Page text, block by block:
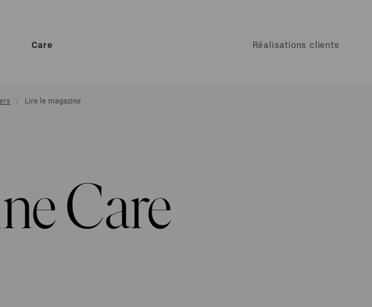
Care Réalisations clients
Lire le magazine
Care